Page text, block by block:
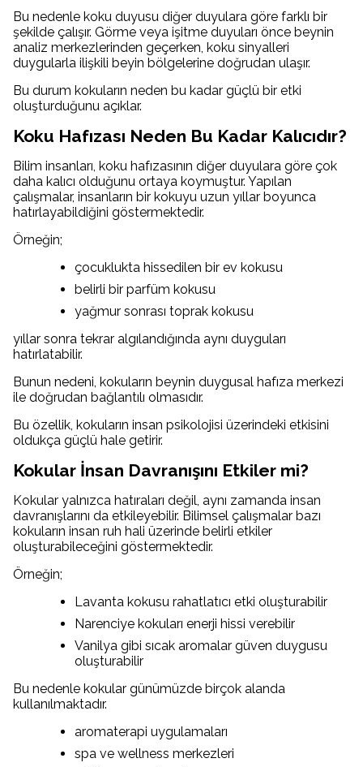
Bu nedenle koku duyusu diğer duyulara göre farklı bir
şekilde çalışır. Görme veya işitme duyuları önce beynin
analiz merkezlerinden geçerken, koku sinyalleri
duygularla ilişkili beyin bölgelerine doğrudan ulaşır.
Bu durum kokuların neden bu kadar güçlü bir etki
oluşturduğunu açıklar.
Koku Hafızası Neden Bu Kadar Kalıcıdır?
Bilim insanları, koku hafızasının diğer duyulara göre çok
daha kalıcı olduğunu ortaya koymuştur. Yapılan
çalışmalar, insanların bir kokuyu uzun yıllar boyunca
hatırlayabildiğini göstermektedir.
Örneğin;
çocuklukta hissedilen bir ev kokusu
belirli bir parfüm kokusu
yağmur sonrası toprak kokusu
yıllar sonra tekrar algılandığında aynı duyguları
hatırlatabilir.
Bunun nedeni, kokuların beynin duygusal hafıza merkezi
ile doğrudan bağlantılı olmasıdır.
Bu özellik, kokuların insan psikolojisi üzerindeki etkisini
oldukça güçlü hale getirir.
Kokular İnsan Davranışını Etkiler mi?
Kokular yalnızca hatıraları değil, aynı zamanda insan
davranışlarını da etkileyebilir. Bilimsel çalışmalar bazı
kokuların insan ruh hali üzerinde belirli etkiler
oluşturabileceğini göstermektedir.
Örneğin;
Lavanta kokusu rahatlatıcı etki oluşturabilir
Narenciye kokuları enerji hissi verebilir
Vanilya gibi sıcak aromalar güven duygusu
oluşturabilir
Bu nedenle kokular günümüzde birçok alanda
kullanılmaktadır.
aromaterapi uygulamaları
spa ve wellness merkezleri